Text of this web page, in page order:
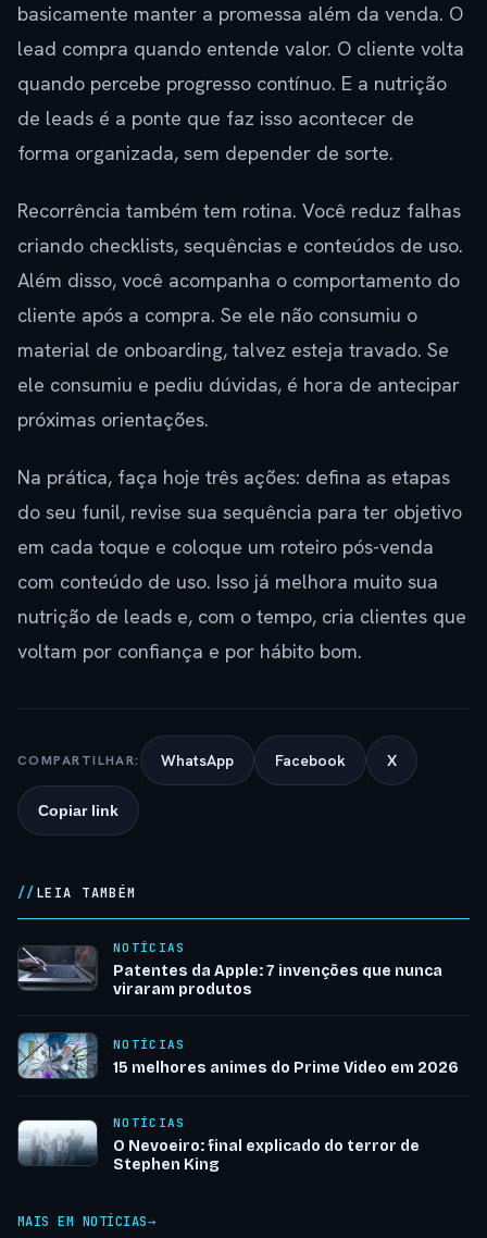
basicamente manter a promessa além da venda. O
lead compra quando entende valor. O cliente volta
quando percebe progresso contínuo. E a nutrição
de leads é a ponte que faz isso acontecer de
forma organizada, sem depender de sorte.
Recorrência também tem rotina. Você reduz falhas
criando checklists, sequências e conteúdos de uso.
Além disso, você acompanha o comportamento do
cliente após a compra. Se ele não consumiu o
material de onboarding, talvez esteja travado. Se
ele consumiu e pediu dúvidas, é hora de antecipar
próximas orientações.
Na prática, faça hoje três ações: defina as etapas
do seu funil, revise sua sequência para ter objetivo
em cada toque e coloque um roteiro pós-venda
com conteúdo de uso. Isso já melhora muito sua
nutrição de leads e, com o tempo, cria clientes que
voltam por confiança e por hábito bom.
COMPARTILHAR: WhatsApp Facebook X
Copiar link
LEIA TAMBÉM
NOTÍCIAS
Patentes da Apple: 7 invenções que nunca
viraram produtos
NOTÍCIAS
15 melhores animes do Prime Video em 2026
NOTÍCIAS
O Nevoeiro: final explicado do terror de
Stephen King
MAIS EM NOTÍCIAS